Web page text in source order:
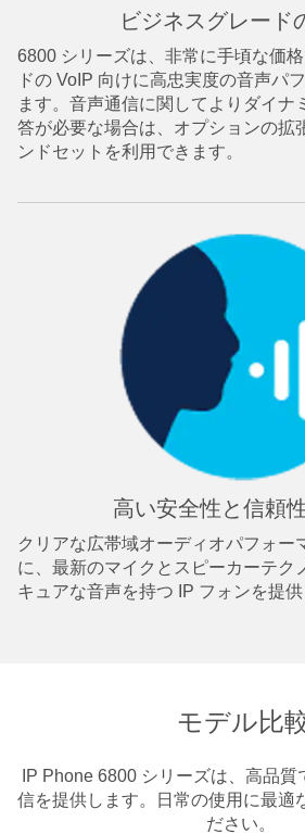
ビジネスグレード
6800 シリーズは、非常に手頃な価
ドの VoIP 向けに高忠実度の音声パ
ます。音声通信に関してよりダイナ
答が必要な場合は、オプションの拡
ンドセットを利用できます。
高い安全性と信頼
クリアな広帯域オーディオパフォー
に、最新のマイクとスピーカーテク
キュアな音声を持つ IP フォンを提供
モデル比
IP Phone 6800 シリーズは、高品質
信を提供します。日常の使用に最適
ださい。